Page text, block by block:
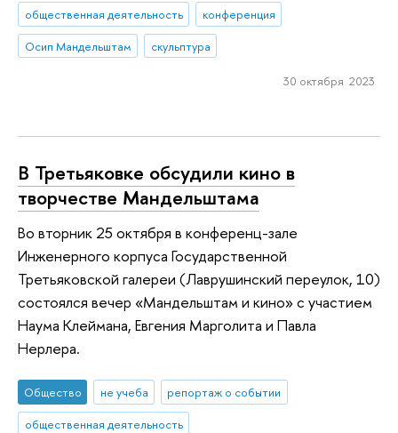
общественная деятельность
конференция
Осип Мандельштам
скульптура
30 октября 2023
В Третьяковке обсудили кино в
творчестве Мандельштама
Во вторник 25 октября в конференц-зале
Инженерного корпуса Государственной
Третьяковской галереи (Лаврушинский переулок, 10)
состоялся вечер «Мандельштам и кино» с участием
Наума Клеймана, Евгения Марголита и Павла
Нерлера.
Общество не учеба
репортаж о событии
общественная деятельность